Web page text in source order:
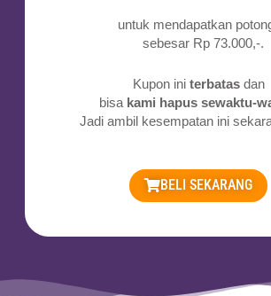
untuk mendapatkan
sebesar Rp 73.000,-.
Kupon ini terbatasdan
bisa kami hapus sewaktu-
Jadi ambil kesempatan ini
BELI SEKARANG